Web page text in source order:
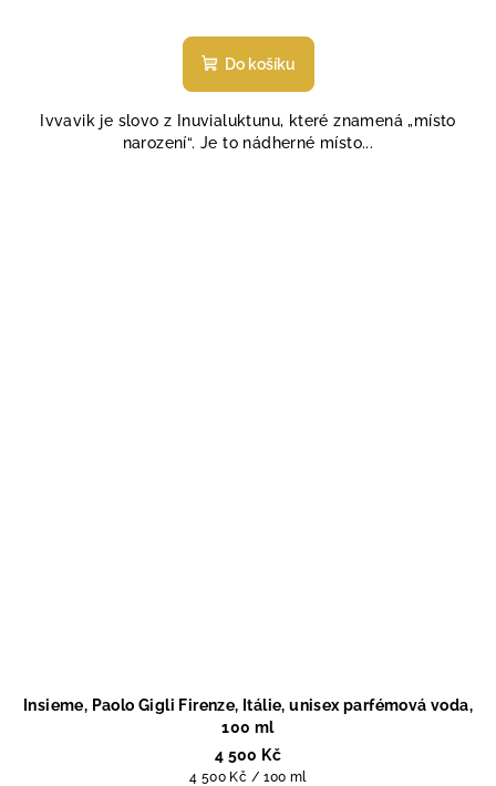
Do košíku
Ivvavik je slovo z Inuvialuktunu, které znamená „místo
narození“. Je to nádherné místo...
Insieme, Paolo Gigli Firenze, Itálie, unisex parfémová voda,
100 ml
4 500 Kč
Měrná
4 500 Kč / 100 ml